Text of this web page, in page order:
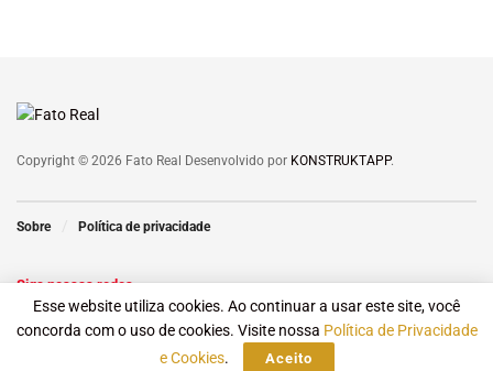
Copyright © 2026 Fato Real Desenvolvido por KONSTRUKTAPP.
Sobre Política de privacidade
Siga nossas redes
Esse website utiliza cookies. Ao continuar a usar este site, você
concorda com o uso de cookies. Visite nossa Política de Privacidade
e Cookies. Aceito